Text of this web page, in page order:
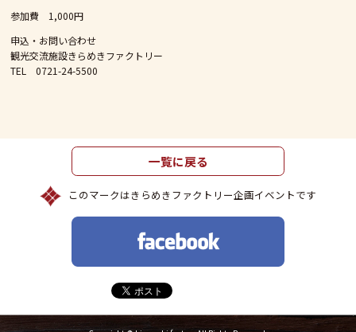
参加費 1,000円
申込・お問い合わせ
観光交流施設きらめきファクトリー
TEL 0721-24-5500
一覧に戻る
このマークはきらめきファクトリー企画イベントです